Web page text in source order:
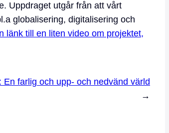
Uppdraget utgår från att vårt
globalisering, digitalisering och
länk till en liten video om projektet,
En farlig och upp- och nedvänd värld
→